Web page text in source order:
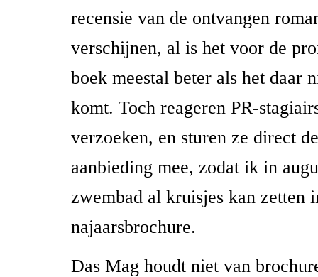
recensie van de ontvangen
verschijnen, al is het voor de
boek meestal beter als het daar
komt. Toch reageren PR-
verzoeken, en sturen ze direct
aanbieding mee, zodat ik in
zwembad al kruisjes kan zetten
najaarsbrochure.
Das Mag houdt niet van